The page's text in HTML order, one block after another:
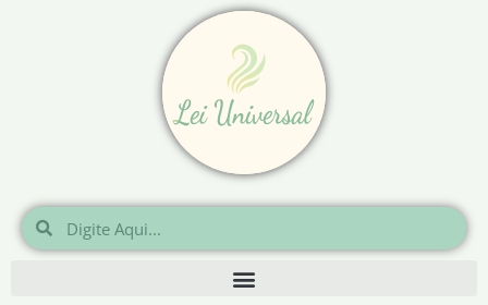
Pesquisar
Pesquisar